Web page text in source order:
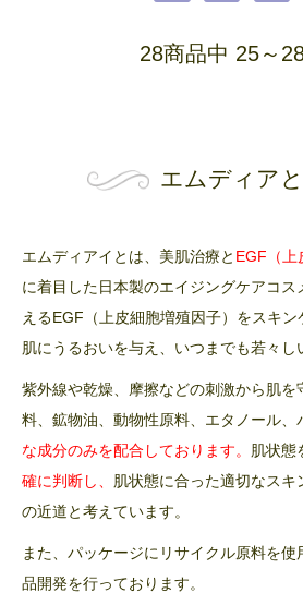
28商品中 25～
エムディア
エムディアイとは、美肌治療と EGF（上
に着目した日本製のエイジングケアコ
えるEGF（上皮細胞増殖因子）をスキン
肌にうるおいを与え、いつまでも若々し
紫外線や乾燥、摩擦などの刺激から肌を
料、鉱物油、動物性原料、エタノール、
な成分のみを配合しております。 肌状態
確に判断し、 肌状態に合った適切なス
の近道と考えています。
また、パッケージにリサイクル原料を
品開発を行っております。